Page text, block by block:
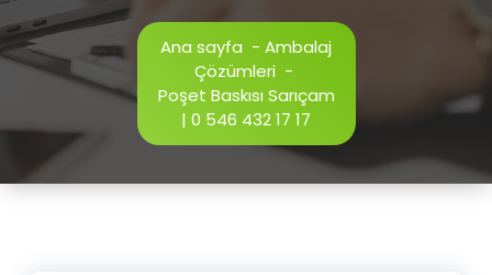
Ana sayfa - Ambalaj
Çözümleri -
Poşet Baskısı Sarıçam
| 0 546 432 17 17